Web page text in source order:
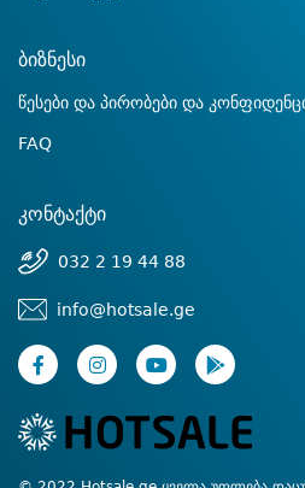
ბიზნესი
წესები და პირობები და
FAQ
კონტაქტი
032 2 19 44 88
info@hotsale.ge